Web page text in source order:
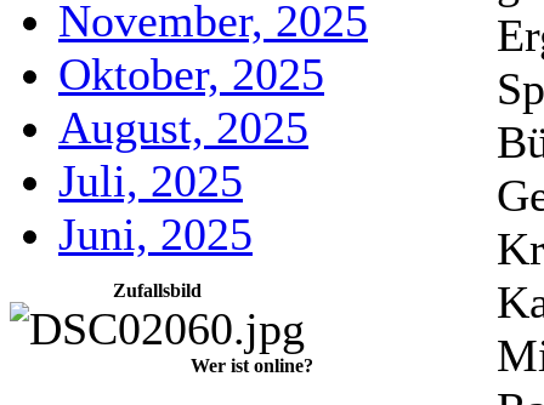
November, 2025
Oktober, 2025
August, 2025
Juli, 2025
Juni, 2025
Zufallsbild
Wer ist online?